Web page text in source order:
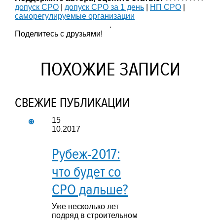
допуск СРО
допуск СРО за 1 день НП СРО
саморегулируемые организации
.
Поделитесь с друзьями!
ПОХОЖИЕ ЗАПИСИ
СВЕЖИЕ ПУБЛИКАЦИИ
15
10.2017
Рубеж-2017:
что будет со
СРО дальше?
Уже несколько лет
подряд в строительном